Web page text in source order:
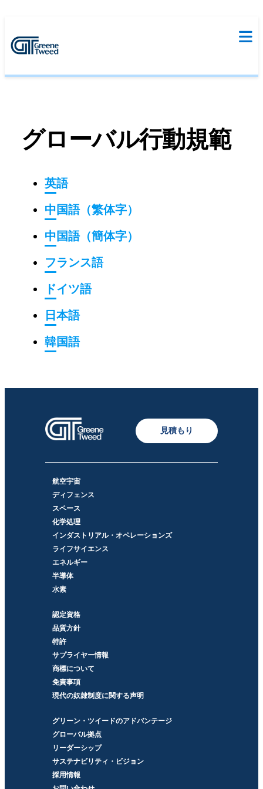
グローバル行動規範
英語
中国語（繁体字）
中国語（簡体字）
フランス語
ドイツ語
日本語
韓国語
見積もり
航空宇宙
ディフェンス
スペース
化学処理
インダストリアル・オペレーションズ
ライフサイエンス
エネルギー
半導体
水素
認定資格
品質方針
特許
サプライヤー情報
商標について
免責事項
現代の奴隷制度に関する声明
グリーン・ツイードのアドバンテージ
グローバル拠点
リーダーシップ
サステナビリティ・ビジョン
採用情報